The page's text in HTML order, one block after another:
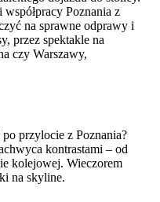
Poznania z
na sprawne odprawy i
przez spektakle na
czy Warszawy,
przylocie z Poznania?
kontrastami – od
kolejowej. Wieczorem
na skyline.